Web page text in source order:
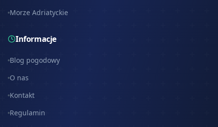
Morze Adriatyckie
Informacje
Blog pogodowy
O nas
Kontakt
Regulamin